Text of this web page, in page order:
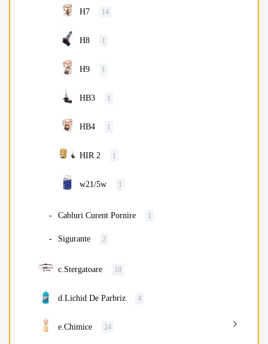
H7 14
H8 1
H9 1
HB3 1
HB4 1
HIR 2 1
w21/5w 1
Cabluri Curent Pornire 1
Sigurante 2
c.Stergatoare 10
d.Lichid De Parbriz 4
e.Chimice 24